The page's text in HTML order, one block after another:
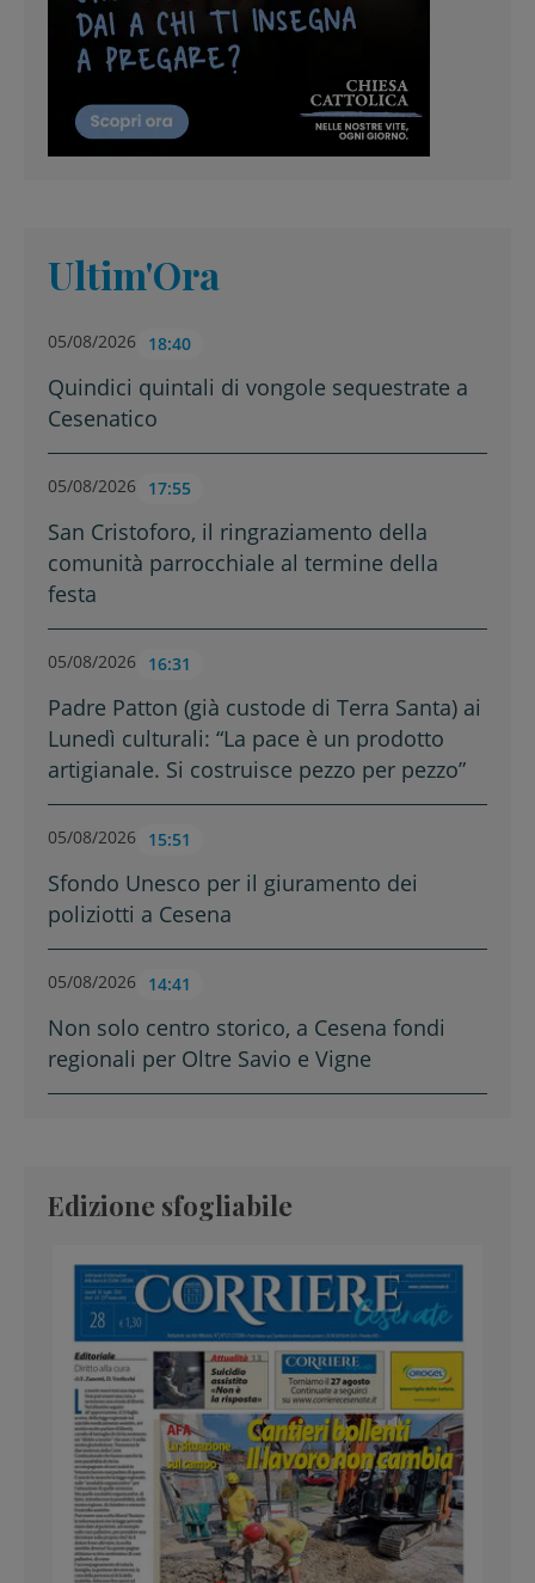
Ultim'Ora
05/08/2026 18:40
Quindici quintali di vongole sequestrate a
Cesenatico
05/08/2026 17:55
San Cristoforo, il ringraziamento della
comunità parrocchiale al termine della
festa
05/08/2026 16:31
Padre Patton (già custode di Terra Santa) ai
Lunedì culturali: “La pace è un prodotto
artigianale. Si costruisce pezzo per pezzo”
05/08/2026 15:51
Sfondo Unesco per il giuramento dei
poliziotti a Cesena
05/08/2026 14:41
Non solo centro storico, a Cesena fondi
regionali per Oltre Savio e Vigne
Edizione sfogliabile